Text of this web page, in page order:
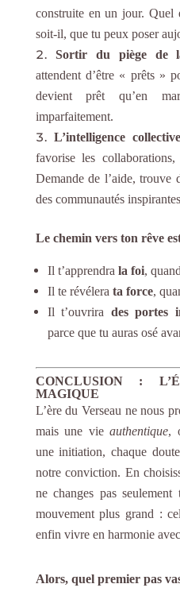
construite en un jour. Quel
soit-il, que tu peux poser
Sortir du piège de
attendent d’être « prêts »
devient prêt qu’en
imparfaitement.
L’intelligence
favorise les
Demande de l’aide, trouve
des communautés
Le chemin vers ton rêve
Il t’apprendra la foi,
Il te révélera ta force,
Il t’ouvrira des portes
parce que tu auras osé
CONCLUSION :
MAGIQUE
L’ère du Verseau ne nous
mais une vieauthentique,
une initiation, chaque
notre conviction. En
ne changes pas
mouvement plus grand :
enfin vivre en harmonie
Alors, quel premier pas